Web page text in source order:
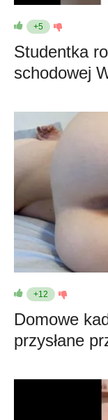
+5
Studentka
schodowej
+12
Domowe
przysłane